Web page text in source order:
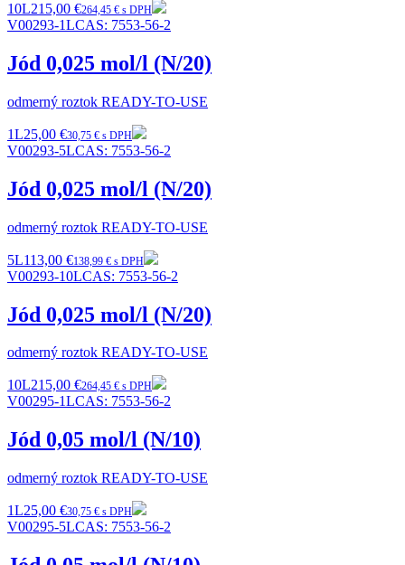
10L215,00 €264,45 € s DPH
V00293-1LCAS: 7553-56-2
Jód 0,025 mol/l (N/20)
odmerný roztok READY-TO-USE
1L25,00 €30,75 € s DPH
V00293-5LCAS: 7553-56-2
Jód 0,025 mol/l (N/20)
odmerný roztok READY-TO-USE
5L113,00 €138,99 € s DPH
V00293-10LCAS: 7553-56-2
Jód 0,025 mol/l (N/20)
odmerný roztok READY-TO-USE
10L215,00 €264,45 € s DPH
V00295-1LCAS: 7553-56-2
Jód 0,05 mol/l (N/10)
odmerný roztok READY-TO-USE
1L25,00 €30,75 € s DPH
V00295-5LCAS: 7553-56-2